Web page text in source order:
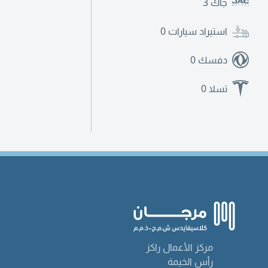
استيراد سيارات 0
دفسك 0
تسلا0
مركز الأعمال راكز
رأس الخيمة